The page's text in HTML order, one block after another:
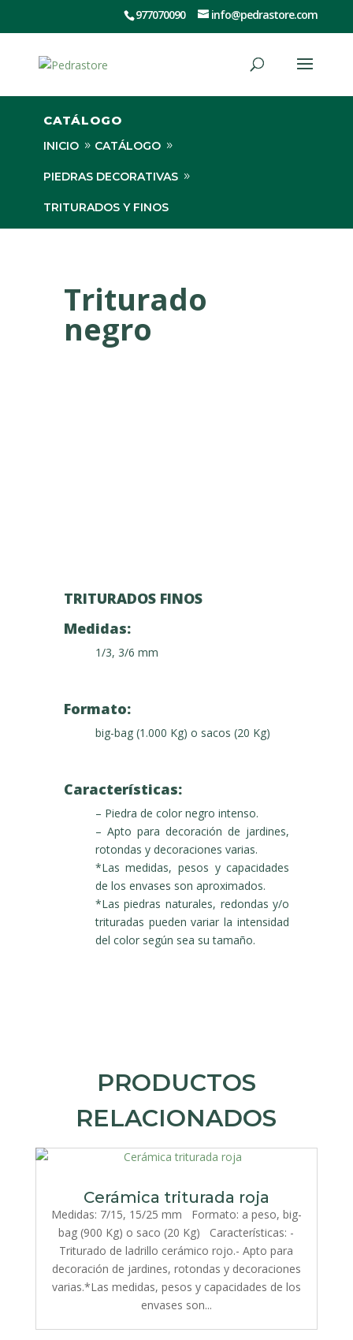
977070090 info@pedrastore.com
CATÁLOGO
INICIO CATÁLOGO
PIEDRAS DECORATIVAS
TRITURADOS Y FINOS
Triturado
negro
TRITURADOS FINOS
Medidas:
1/3, 3/6 mm
Formato:
big-bag (1.000 Kg) o sacos (20 Kg)
Características:
– Piedra de color negro intenso.
– Apto para decoración de jardines,
rotondas y decoraciones varias.
*Las medidas, pesos y capacidades
de los envases son aproximados.
*Las piedras naturales, redondas y/o
trituradas pueden variar la intensidad
del color según sea su tamaño.
PRODUCTOS
RELACIONADOS
Cerámica triturada roja
Medidas: 7/15, 15/25 mm Formato: a peso, big-
bag (900 Kg) o saco (20 Kg) Características: -
Triturado de ladrillo cerámico rojo.- Apto para
decoración de jardines, rotondas y decoraciones
varias.*Las medidas, pesos y capacidades de los
envases son...